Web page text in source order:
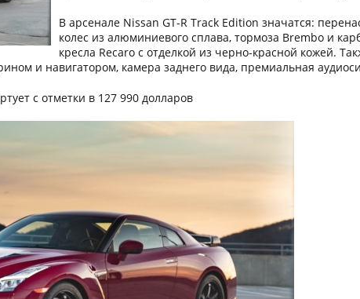
В арсенале Nissan GT-R Track Edition значатся:
колес из алюминиевого сплава, тормоза Brembo и
кресла Recaro с отделкой из черно-красной кожей.
и навигатором, камера заднего вида, премиальная
с отметки в 127 990 долларов